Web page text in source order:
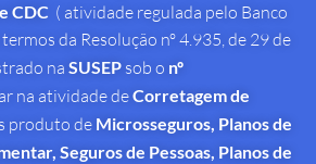
CDC ( atividade regulada pelo Banco
da Resolução nº 4.935, de 29 de
na SUSEP sob o nº
na atividade deCorretagem de
produto de Microsseguros, Planos de
Seguros de Pessoas, Planos de